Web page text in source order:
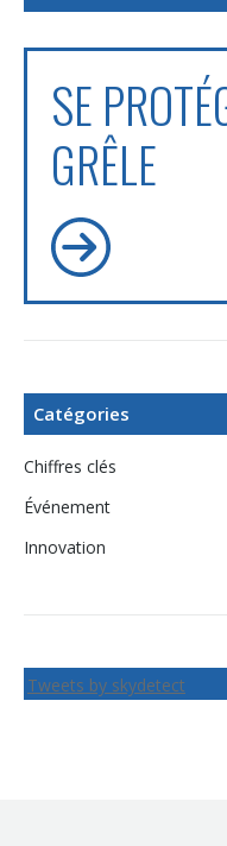
SE
GRÊLE
Catégories
Chiffres clés
Événement
Innovation
Tweets by skydetect